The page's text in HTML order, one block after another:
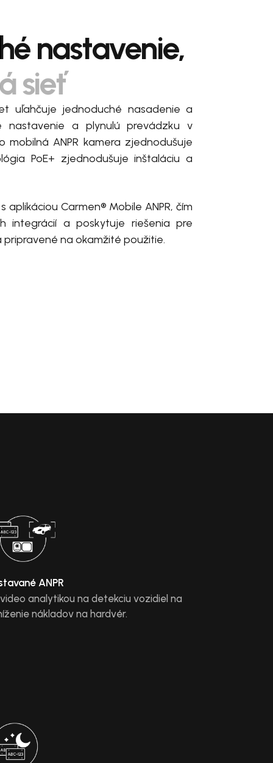
nastavenie,
sieť
uľahčuje jednoduché nasadenie a
nastavenie a plynulú prevádzku v
mobilná ANPR kamera zjednodušuje
PoE+ zjednodušuje inštaláciu a
Carmen® Mobile ANPR, čím
integrácií a poskytuje riešenia pre
na okamžité použitie.
ANPR
analytikou na detekciu vozidiel na
nákladov na hardvér.